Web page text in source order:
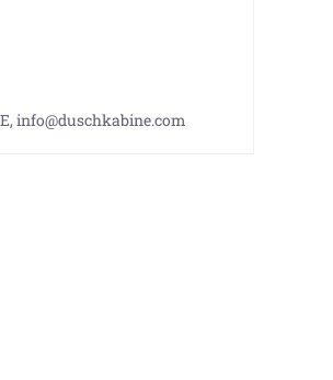
info@duschkabine.com